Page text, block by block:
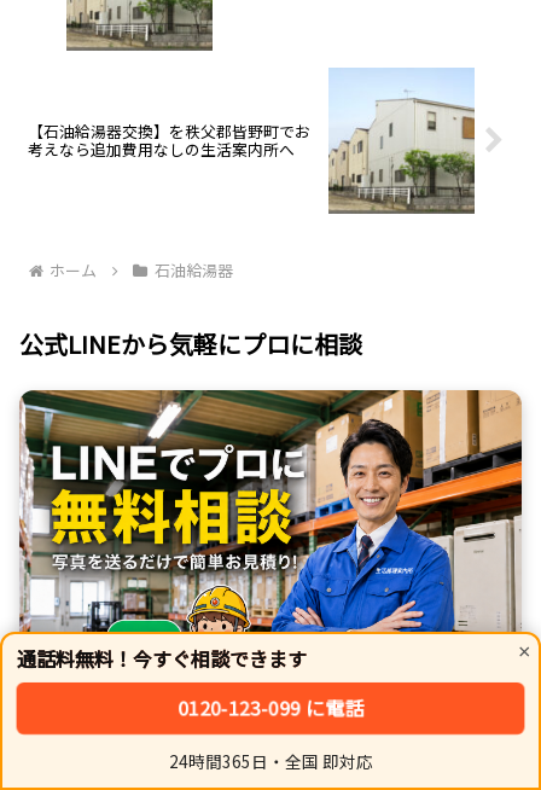
×
通話料無料！今すぐ相談できます
0120-123-099 に電話
24時間365日・全国 即対応
【石油給湯器交換】を秩父郡皆野町でお
考えなら追加費用なしの生活案内所へ
ホーム 石油給湯器
公式LINEから気軽にプロに相談
シェア トップ